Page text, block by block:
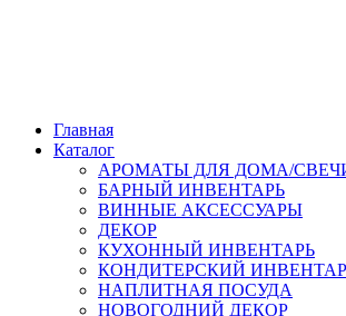
Главная
Каталог
АРОМАТЫ ДЛЯ ДОМА/
БАРНЫЙ ИНВЕНТАРЬ
ВИННЫЕ АКСЕССУАРЫ
ДЕКОР
КУХОННЫЙ ИНВЕНТАРЬ
КОНДИТЕРСКИЙ
НАПЛИТНАЯ ПОСУДА
НОВОГОДНИЙ ДЕКОР